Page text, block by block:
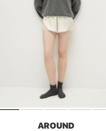
AROUND